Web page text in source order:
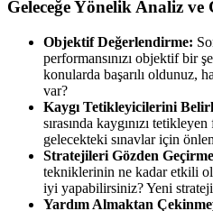
Geleceğe Yönelik Analiz ve
Objektif Değerlendirme:
performansınızı objektif bir
konularda başarılı oldunuz,
var?
Kaygı Tetikleyicilerini
sırasında kaygınızı
gelecekteki sınavlar için
Stratejileri Gözden
tekniklerinin ne kadar etkili
iyi yapabilirsiniz? Yeni
Yardım Almaktan